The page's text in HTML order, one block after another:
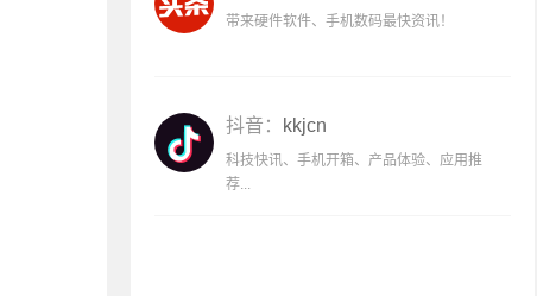
带来硬件软件、手机数码最快资讯！
抖音： kkjcn
科技快讯、手机开箱、产品体验、应用推
荐...